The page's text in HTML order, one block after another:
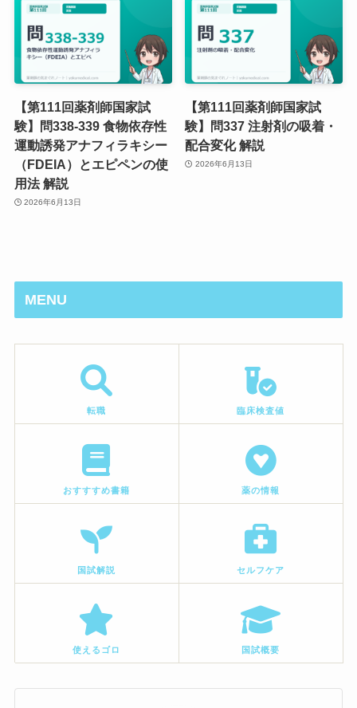
【第111回薬剤師国家試
験】問338-339 食物依存性
運動誘発アナフィラキシー
（FDEIA）とエピペンの使
用法 解説
2026年6月13日
【第111回薬剤師国家試
験】問337 注射剤の吸着・
配合変化 解説
2026年6月13日
MENU
転職 臨床検査値
おすすすめ書籍 薬の情報
国試解説 セルフケア
使えるゴロ 国試概要